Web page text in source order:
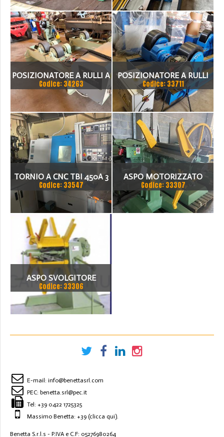
200 TON
30 TON
POSIZIONATORE A RULLI A
FOLLE MOTORIZZATO
SIMAC
Codice: 34263
POSIZIONATORE A RULLI
MOTORIZZATO 60 TON
Codice: 33711
TORNIO A CNC TBI 450A 3
ASSI MOTORIZZATO
Codice: 33547
ASPO MOTORIZZATO
SERVOPRESSE 10Q.LI
MOTORIZZATO
Codice: 33307
ASPO SVOLGITORE
MOTORIZZATO CAMU –
SERIE L –
Codice: 33306
E-mail: info@benettasrl.com
PEC: benetta.srl@pec.it
Tel: +39 0422 1725325
Massimo Benetta: +39 (clicca qui).
Benetta S.r.l.s - P.IVA e C.F: 05276980264